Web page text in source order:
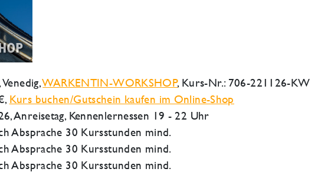
Venedig,WARKENTIN-WORKSHOP, Kurs-Nr.: 706-221126-KW
Kurs buchen/Gutschein kaufen im Online-Shop
, Anreisetag, Kennenlernessen 19 - 22 Uhr
Absprache 30 Kursstunden mind.
Absprache 30 Kursstunden mind.
Absprache 30 Kursstunden mind.